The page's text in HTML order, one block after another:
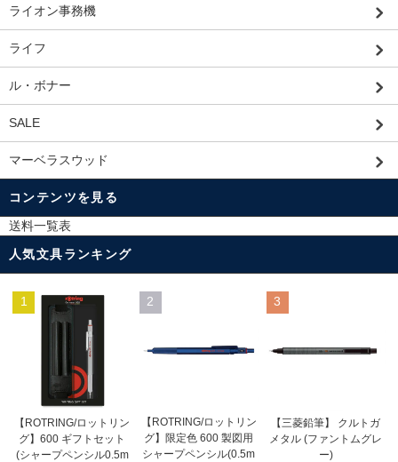
ライオン事務機
ライフ
ル・ボナー
SALE
マーベラスウッド
コンテンツを見る
送料一覧表
人気文具ランキング
1
【ROTRING/ロットリン
グ】600 ギフトセット
(シャープペンシル0.5m
2
【ROTRING/ロットリン
グ】限定色 600 製図用
シャープペンシル(0.5m
3
【三菱鉛筆】 クルトガ
メタル (ファントムグレ
ー)